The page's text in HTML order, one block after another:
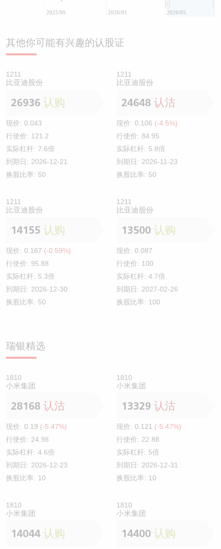
2025/09 2026/01 2026/05
其他你可能有兴趣的认股证
1211
比亚迪股份
26936 认购
现价: 0.043
行使价: 121.2
实际杠杆: 7.6倍
到期日: 2026-12-21
换股比率: 50
1211
比亚迪股份
24648 认沽
现价: 0.106 (-4.5%)
行使价: 84.95
实际杠杆: 5.8倍
到期日: 2026-11-23
换股比率: 50
1211
比亚迪股份
14155 认购
现价: 0.167 (-0.59%)
行使价: 95.88
实际杠杆: 5.3倍
到期日: 2026-12-30
换股比率: 50
1211
比亚迪股份
13500 认购
现价: 0.087
行使价: 100
实际杠杆: 4.7倍
到期日: 2027-02-26
换股比率: 100
瑞银精选
1810
小米集团
28168 认沽
现价: 0.19 (-5.47%)
行使价: 24.98
实际杠杆: 4.6倍
到期日: 2026-12-23
换股比率: 10
1810
小米集团
13329 认沽
现价: 0.121 (-5.47%)
行使价: 22.88
实际杠杆: 5倍
到期日: 2026-12-31
换股比率: 10
1810
小米集团
14044 认购
1810
小米集团
14400 认购